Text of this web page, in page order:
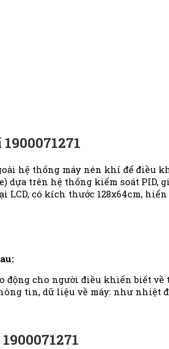
hệ thống máy nén khí để điều
dựa trên hệ thống kiểm soát
có kích thước 128x64cm,
cho người điều khiển biết
tin, dữ liệu về máy: như nhiệt